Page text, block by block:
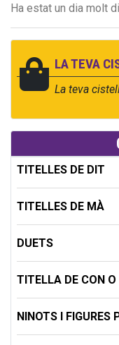
Ha estat un dia molt
LA TEVA
La teva
TITELLES DE DIT
TITELLES DE MÀ
DUETS
TITELLA DE CON
NINOTS I FIGURES